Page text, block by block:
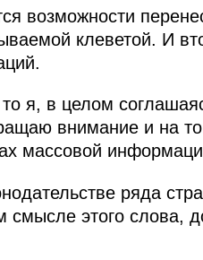
возможности
клеветой. И
я, в целом
внимание и на
массовой
ряда
этого слова,